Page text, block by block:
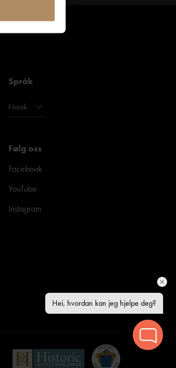
Språk
Norsk
Følg oss
Facebook
YouTube
Instagram
Hei, hvordan kan jeg hjelpe deg?